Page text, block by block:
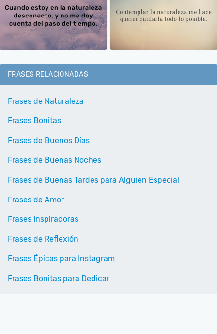
FRASES RELACIONADAS
Frases de Naturaleza
Frases Bonitas
Frases de Buenos Días
Frases de Buenas Noches
Frases de Buenas Tardes para Alguien Especial
Frases de Amor
Frases Inspiradoras
Frases de Reflexión
Frases Épicas para Instagram
Frases Bonitas para Dedicar